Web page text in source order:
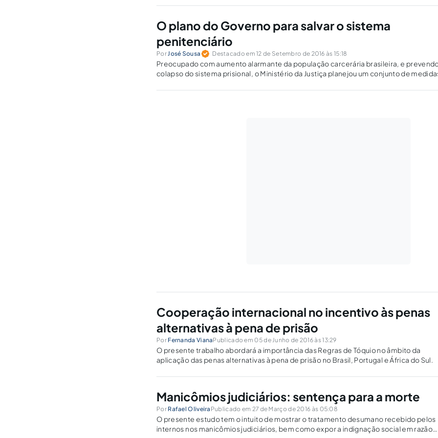
O plano do Governo para salvar o sistema
penitenciário
PorJosé Sousa Destacado em 12 de Setembro de 2016 às 15:18
Preocupado com aumento alarmante da população carcerária brasileira, e
colapso do sistema prisional, o Ministério da Justiça planejou um conjunto de
Cooperação internacional no incentivo às penas
alternativas à pena de prisão
Por Fernanda VianaPublicado em 05 de Junho de 2016 às 13:29
O presente trabalho abordará a importância das Regras de Tóquio no âmbito da
aplicação das penas alternativas à pena de prisão no Brasil, Portugal e África do Sul.
Manicômios judiciários: sentença para a morte
Por Rafael Oliveira Publicado em 27 de Março de 2016 às 05:08
O presente estudo tem o intuito de mostrar o tratamento desumano recebido pelos
internos nos manicômios judiciários, bem como expor a indignação social em razão